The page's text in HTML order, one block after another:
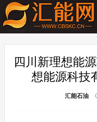
四川新理想能
想能源科技
汇能石油